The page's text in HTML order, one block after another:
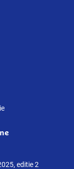
editie 2